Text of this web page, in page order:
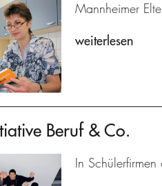
Mannheimer
weiterlesen
Beruf & Co.
In